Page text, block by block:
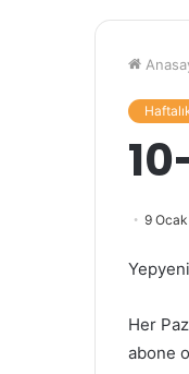
9
Her
abone